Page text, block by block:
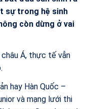
sự trong hệ sinh
còn dừng ở vai
Á, thực tế vẫn
hay Hàn Quốc –
và mạng lưới thi